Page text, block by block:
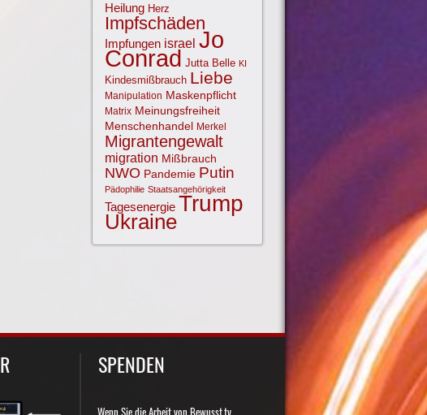
Heilung Herz
Impfschäden
Impfungen israel Jo
Conrad Jutta Belle KI
Kindesmißbrauch Liebe
Manipulation Maskenpflicht
Matrix Meinungsfreiheit
Menschenhandel Merkel
Migrantengewalt
migration Mißbrauch
NWO Pandemie Putin
Pädophilie Staatsangehörigkeit
Tagesenergie Trump
Ukraine
SPENDEN
Wenn Sie die Arbeit von Bewusst.tv